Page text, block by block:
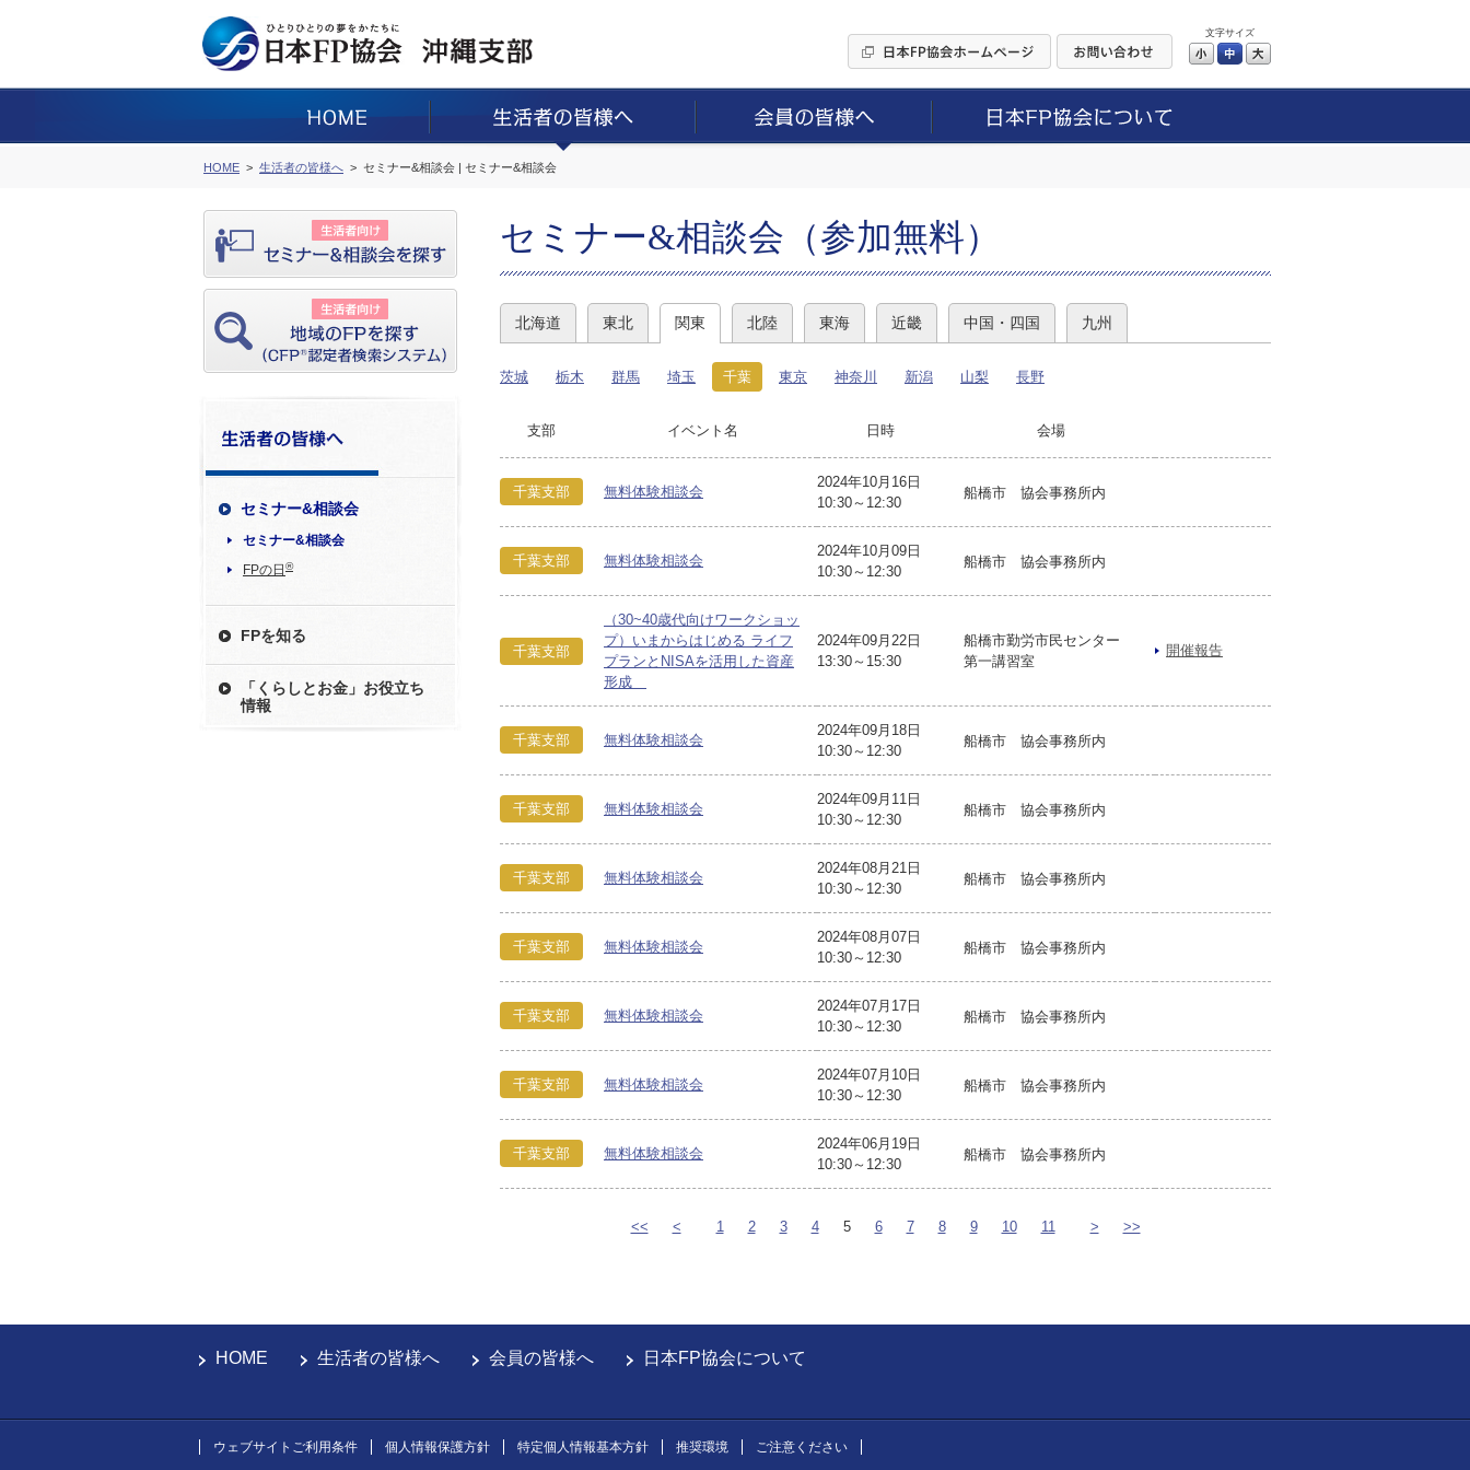
文字サイズ
小 中
HOME 生活者の皆様へ セミナー&相談会 | セミナー&相談会
セミナー&相談会
セミナー&相談会
FPの日 ®
FPを知る
「くらしとお金」お役立ち
情報
セミナー&相談会（参加無料）
北海道 東北 関東 北陸 東海 近畿 中国・四国 九州
茨城 栃木 群馬 埼玉 千葉 東京 神奈川 新潟 山梨 長野
支部 イベント名 日時 会場
千葉支部 無料体験相談会
2024年10月16日
10:30～12:30
船橋市 協会事務所内
千葉支部 無料体験相談会
2024年10月09日
10:30～12:30
船橋市 協会事務所内
千葉支部
（30~40歳代向けワークショッ
プ）いまからはじめる ライフ
プランとNISAを活用した資産
形成
2024年09月22日
13:30～15:30
船橋市勤労市民センター
第一講習室
開催報告
千葉支部 無料体験相談会
2024年09月18日
10:30～12:30
船橋市 協会事務所内
千葉支部 無料体験相談会
2024年09月11日
10:30～12:30
船橋市 協会事務所内
千葉支部 無料体験相談会
2024年08月21日
10:30～12:30
船橋市 協会事務所内
千葉支部 無料体験相談会
2024年08月07日
10:30～12:30
船橋市 協会事務所内
千葉支部 無料体験相談会
2024年07月17日
10:30～12:30
船橋市 協会事務所内
千葉支部 無料体験相談会
2024年07月10日
10:30～12:30
船橋市 協会事務所内
千葉支部 無料体験相談会
2024年06月19日
10:30～12:30
船橋市 協会事務所内
<< < 1 2 3 4 5 6 7 8 9 10 11 > >>
HOME 生活者の皆様へ 会員の皆様へ 日本FP協会について
ウェブサイトご利用条件 個人情報保護方針 特定個人情報基本方針 推奨環境 ご注意ください